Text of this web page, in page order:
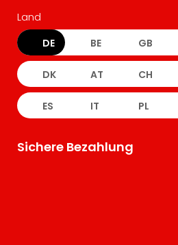
Land
DE BE GB
DK AT CH
ES IT PL
Sichere Bezahlung